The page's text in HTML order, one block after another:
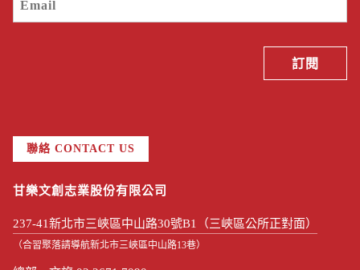
聯絡 CONTACT US
甘樂文創志業股份有限公司
237-41新北市三峽區中山路30號B1（三峽區公所正對面）
（合習聚落請導航新北市三峽區中山路13巷）